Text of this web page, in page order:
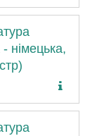
німецька,